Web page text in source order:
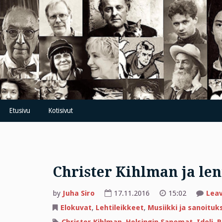
Skip
to
content
Etusivu Kotisivut
Christer Kihlman ja
by Juha Siro 17.11.2016 15:02
Elokuvat, Lehtileikkeet, Musiikki ja